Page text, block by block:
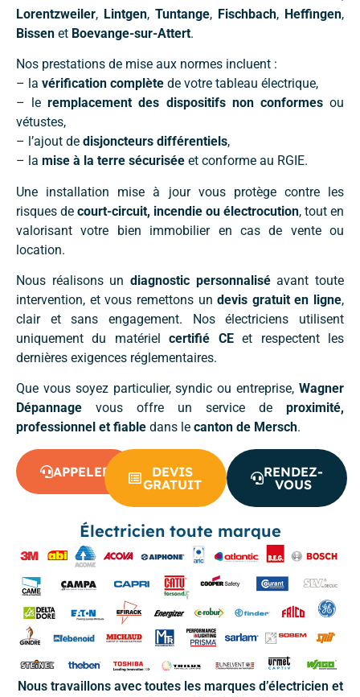
Lorentzweiler, Lintgen, Tuntange, Fischbach, Heffingen,
Bissen et Boevange-sur-Attert.
Nos prestations de mise aux normes incluent :
– la vérification complète de votre tableau électrique,
– leremplacement des dispositifs non conformesou
vétustes,
– l’ajout de disjoncteurs différentiels,
– la mise à la terre sécurisée et conforme au RGIE.
Une installation mise à jour vous protège contre les
risques de court-circuit, incendie ou électrocution, tout en
valorisant votre bien immobilier en cas de vente ou
location.
Nous réalisons un diagnostic personnaliséavant toute
intervention, et vous remettons undevis gratuit en ligne,
clair et sans engagement. Nos électriciens utilisent
uniquement du matérielcertifié CEet respectent les
dernières exigences réglementaires.
Que vous soyez particulier, syndic ou entreprise, Wagner
Dépannage vous offre un service de proximité,
professionnel et fiable dans le canton de Mersch.
APPELER
DEVIS
GRATUIT
RENDEZ-
VOUS
Électricien toute marque
Nous travaillons avec toutes les marques d’électricien et